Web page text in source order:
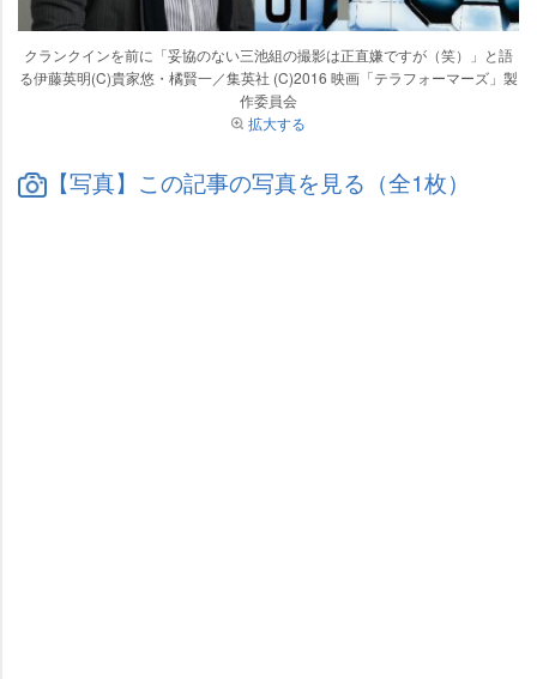
クランクインを前に「妥協のない三池組の撮影は正直嫌ですが（笑）」と語
る伊藤英明(C)貴家悠・橘賢一／集英社 (C)2016 映画「テラフォーマーズ」製
作委員会
拡大する
【写真】この記事の写真を見る（全1枚）